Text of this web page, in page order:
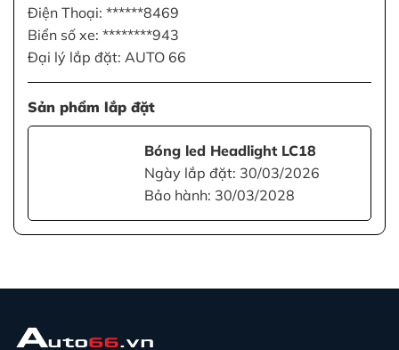
Điện Thoại: ******8469
Biển số xe: ********943
Đại lý lắp đặt: AUTO 66
Sản phẩm lắp đặt
Bóng led Headlight LC18
Ngày lắp đặt: 30/03/2026
Bảo hành: 30/03/2028